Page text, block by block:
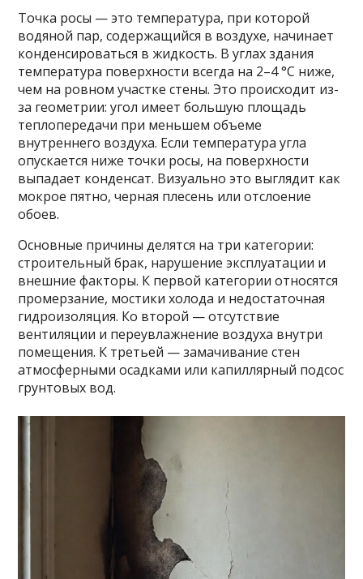
Точка росы — это температура, при которой
водяной пар, содержащийся в воздухе, начинает
конденсироваться в жидкость. В углах здания
температура поверхности всегда на 2–4 °C ниже,
чем на ровном участке стены. Это происходит из-
за геометрии: угол имеет большую площадь
теплопередачи при меньшем объеме
внутреннего воздуха. Если температура угла
опускается ниже точки росы, на поверхности
выпадает конденсат. Визуально это выглядит как
мокрое пятно, черная плесень или отслоение
обоев.
Основные причины делятся на три категории:
строительный брак, нарушение эксплуатации и
внешние факторы. К первой категории относятся
промерзание, мостики холода и недостаточная
гидроизоляция. Ко второй — отсутствие
вентиляции и переувлажнение воздуха внутри
помещения. К третьей — замачивание стен
атмосферными осадками или капиллярный подсос
грунтовых вод.